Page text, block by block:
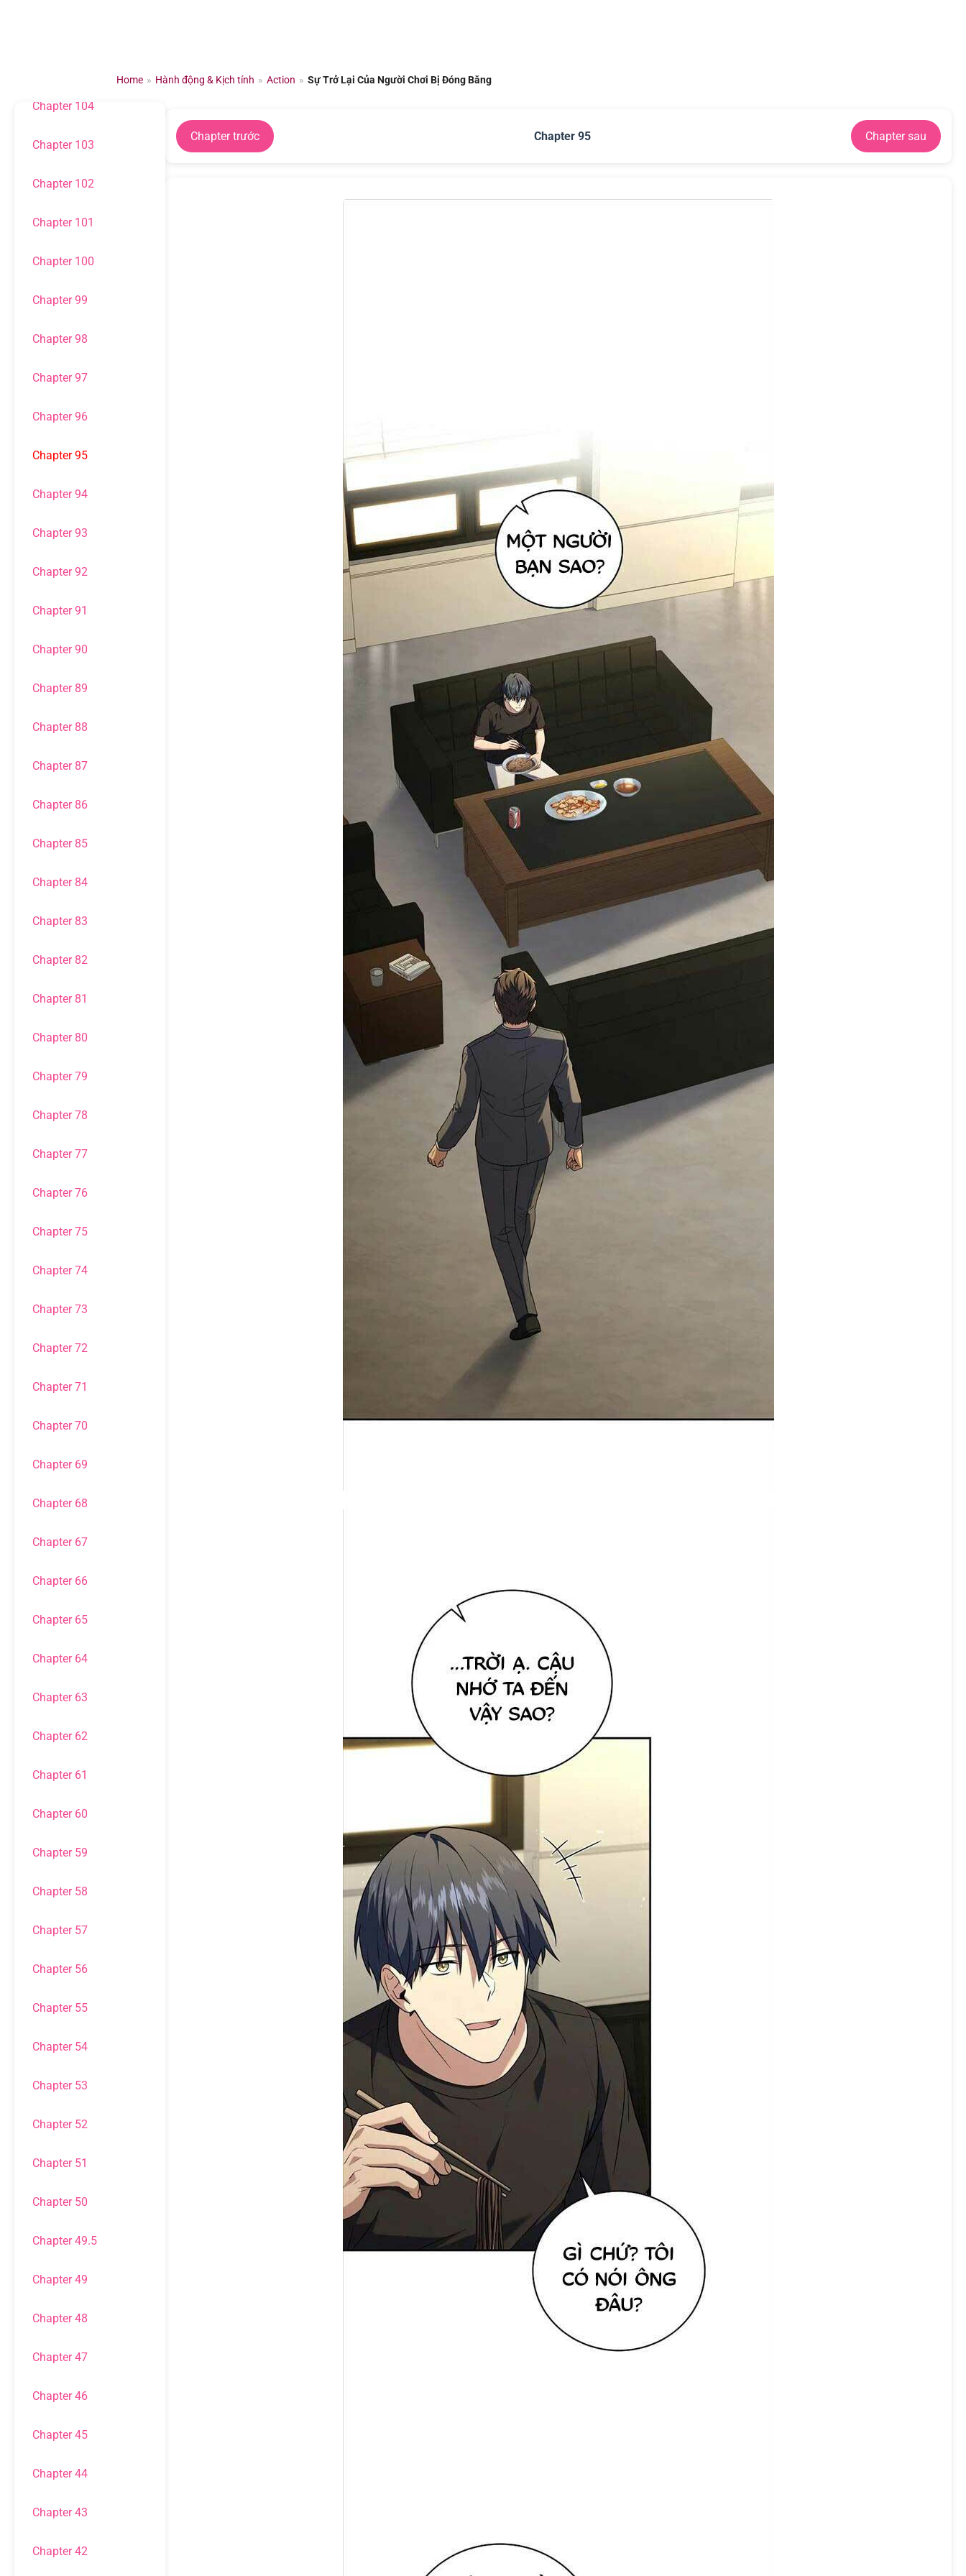
Home » Hành động & Kịch tính » Action » Sự Trở Lại Của Người Chơi Bị Đóng Băng
Chapter 104
Chapter 103
Chapter 102
Chapter 101
Chapter 100
Chapter 99
Chapter 98
Chapter 97
Chapter 96
Chapter 95
Chapter 94
Chapter 93
Chapter 92
Chapter 91
Chapter 90
Chapter 89
Chapter 88
Chapter 87
Chapter 86
Chapter 85
Chapter 84
Chapter 83
Chapter 82
Chapter 81
Chapter 80
Chapter 79
Chapter 78
Chapter 77
Chapter 76
Chapter 75
Chapter 74
Chapter 73
Chapter 72
Chapter 71
Chapter 70
Chapter 69
Chapter 68
Chapter 67
Chapter 66
Chapter 65
Chapter 64
Chapter 63
Chapter 62
Chapter 61
Chapter 60
Chapter 59
Chapter 58
Chapter 57
Chapter 56
Chapter 55
Chapter 54
Chapter 53
Chapter 52
Chapter 51
Chapter 50
Chapter 49.5
Chapter 49
Chapter 48
Chapter 47
Chapter 46
Chapter 45
Chapter 44
Chapter 43
Chapter 42
Chapter trước Chapter 95 Chapter sau